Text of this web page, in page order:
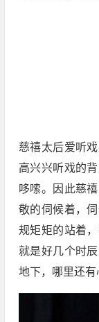
慈禧太后爱听
高兴兴听戏的
哆嗦。因此慈
敬的伺候着，
规矩矩的站着
就是好几个时
地下，哪里还有